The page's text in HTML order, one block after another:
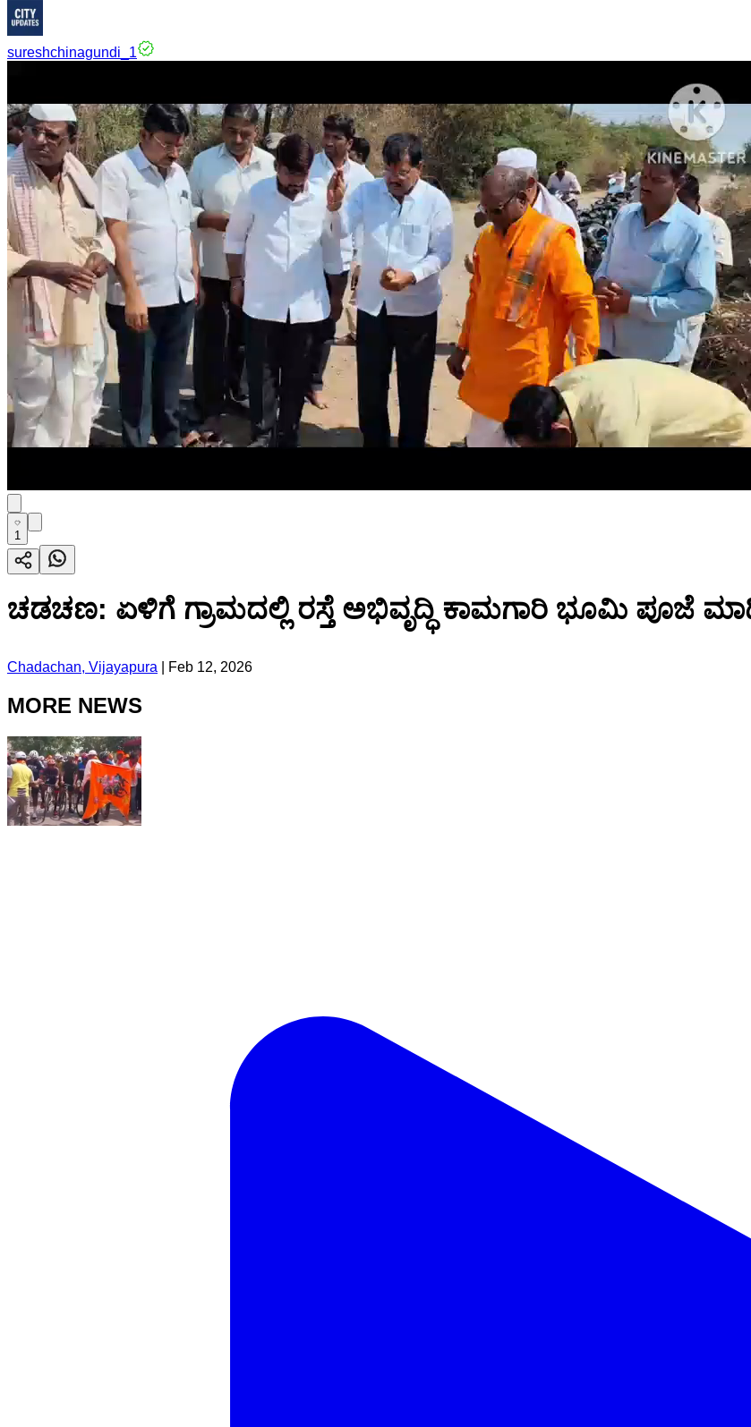
sureshchinagundi_1
1
ಚಡಚಣ: ಏಳಿಗೆ ಗ್ರಾಮದಲ್ಲಿ ರಸ್ತೆ ಅಭಿವೃದ್ಧಿ ಕಾಮಗಾರಿ ಭೂಮಿ ಪೂಜೆ
Chadachan, Vijayapura Feb 12, 2026
MORE NEWS